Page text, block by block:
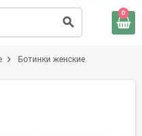
search
0
chevron_right Ботинки женские